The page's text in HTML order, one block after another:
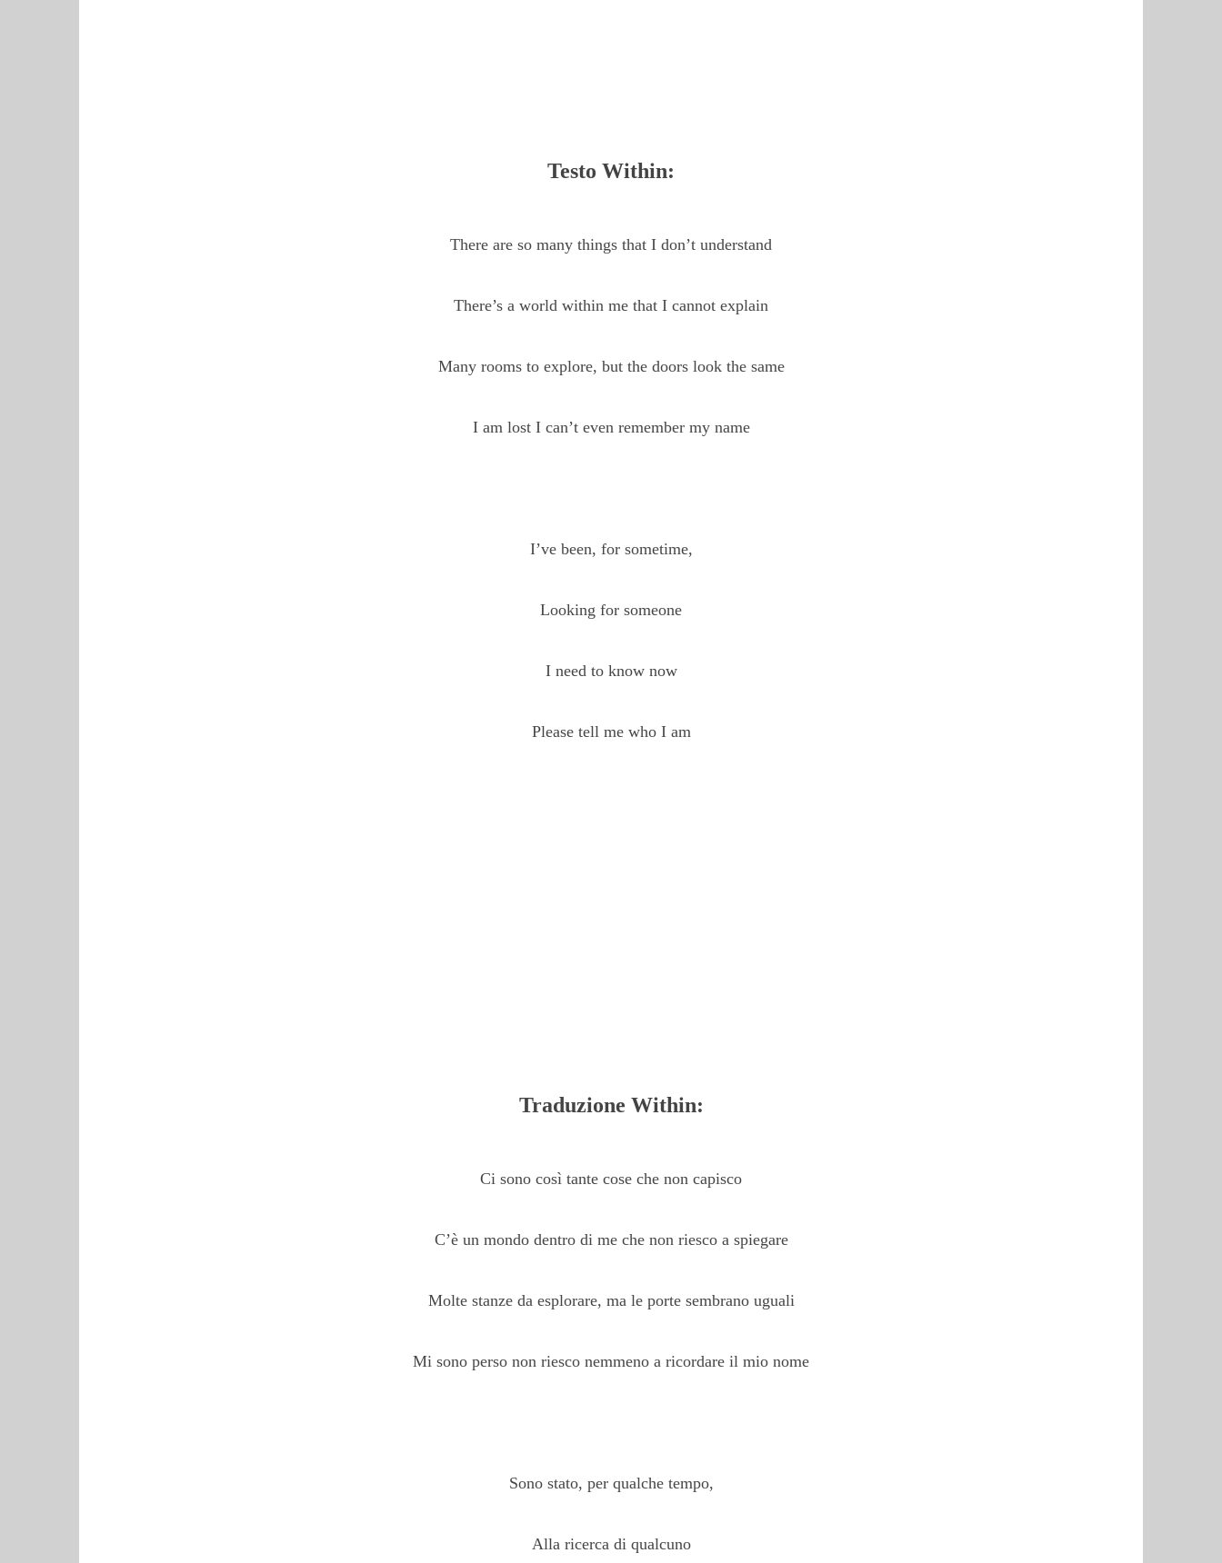
Testo Within:
There are so many things that I don’t understand
There’s a world within me that I cannot explain
Many rooms to explore, but the doors look the same
I am lost I can’t even remember my name
I’ve been, for sometime,
Looking for someone
I need to know now
Please tell me who I am
Traduzione Within:
Ci sono così tante cose che non capisco
C’è un mondo dentro di me che non riesco a spiegare
Molte stanze da esplorare, ma le porte sembrano uguali
Mi sono perso non riesco nemmeno a ricordare il mio nome
Sono stato, per qualche tempo,
Alla ricerca di qualcuno